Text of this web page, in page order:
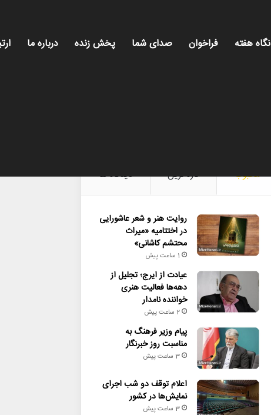
نگاه هفته فراخوان صدای شما پخش زنده درباره ما
محبوب تازه ترین دیدگاه ها
روایت هنر و شعر عاشورایی
در اختتامیه «میراث
محتشم کاشانی»
1 ساعت پیش
عیادت از ایرج؛ تجلیل از
دهه‌ها فعالیت هنری
خواننده نامدار
2 ساعت پیش
پیام وزیر فرهنگ به
مناسبت روز خبرنگار
3 ساعت پیش
اعلام توقف دو شب اجرای
نمایش‌ها در کشور
3 ساعت پیش